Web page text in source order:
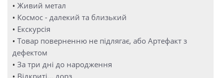
• Живий метал
• Космос - далекий та близький
• Екскурсія
• Товар поверненню не підлягає, або Артефакт з
дефектом
• За три дні до народження